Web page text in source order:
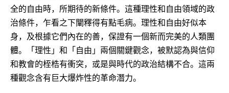
全的自由時，所期待的新條件。這種理性和自由領域的政
治條件，乍看之下闡釋得有點毛病。理性和自由好似本
身，及根據它們內在的善，保證有一個新而完美的人類團
體。「理性」和「自由」兩個關鍵觀念，被默認為與信仰
和教會的桎梏有衝突，或是與時代的政治結構不合。這兩
種觀念含有巨大爆炸性的革命潛力。